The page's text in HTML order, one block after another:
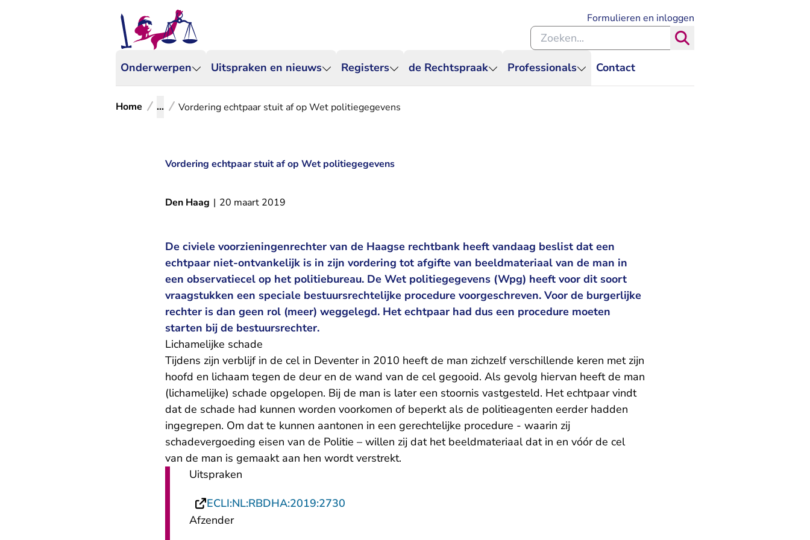
Onderwerpen Uitspraken en nieuws Registers de Rechtspraak Professionals Contact
Formulieren en inloggen
Zoeken binnen de Rechtspraak
Home ... Vordering echtpaar stuit af op Wet politiegegevens
Vordering echtpaar stuit af op Wet politiegegevens
Den Haag | 20 maart 2019
De civiele voorzieningenrechter van de Haagse rechtbank heeft vandaag beslist dat een
echtpaar niet-ontvankelijk is in zijn vordering tot afgifte van beeldmateriaal van de man in
een observatiecel op het politiebureau. De Wet politiegegevens (Wpg) heeft voor dit soort
vraagstukken een speciale bestuursrechtelijke procedure voorgeschreven. Voor de burgerlijke
rechter is dan geen rol (meer) weggelegd. Het echtpaar had dus een procedure moeten
starten bij de bestuursrechter.
Lichamelijke schade
Tijdens zijn verblijf in de cel in Deventer in 2010 heeft de man zichzelf verschillende keren met zijn
hoofd en lichaam tegen de deur en de wand van de cel gegooid. Als gevolg hiervan heeft de man
(lichamelijke) schade opgelopen. Bij de man is later een stoornis vastgesteld. Het echtpaar vindt
dat de schade had kunnen worden voorkomen of beperkt als de politieagenten eerder hadden
ingegrepen. Om dat te kunnen aantonen in een gerechtelijke procedure - waarin zij
schadevergoeding eisen van de Politie – willen zij dat het beeldmateriaal dat in en vóór de cel
van de man is gemaakt aan hen wordt verstrekt.
Uitspraken
ECLI:NL:RBDHA:2019:2730
Afzender